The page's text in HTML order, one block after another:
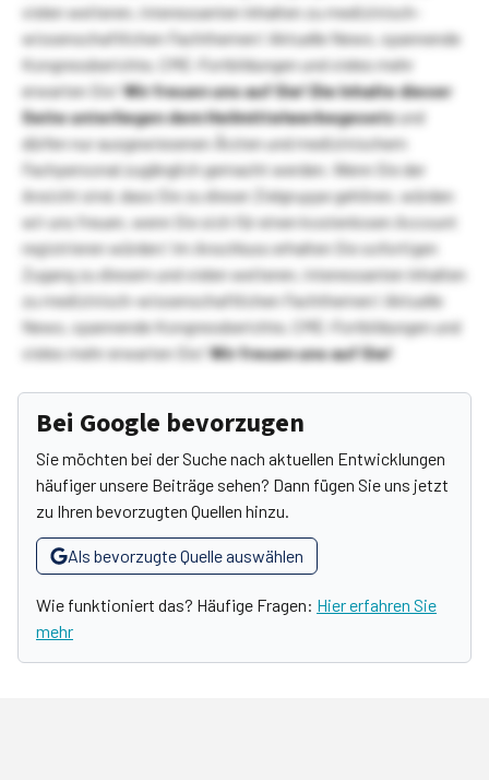
vielen weiteren, interessanten Inhalten zu medizinisch-
wissenschaftlichen Fachthemen! Aktuelle News, spannende
Kongressberichte, CME-Fortbildungen und vieles mehr
erwarten Sie!Wir freuen uns auf Sie!Die Inhalte dieser
Seite unterliegen dem Heilmittelwerbegesetzund
dürfen nur ausgewiesenen Ärzten und medizinischem
Fachpersonal zugänglich gemacht werden. Wenn Sie der
Ansicht sind, dass Sie zu dieser Zielgruppe gehören, würden
wir uns freuen, wenn Sie sich für einen kostenlosen Account
registrieren würden! Im Anschluss erhalten Sie sofortigen
Zugang zu diesem und vielen weiteren, interessanten Inhalten
zu medizinisch-wissenschaftlichen Fachthemen! Aktuelle
News, spannende Kongressberichte, CME-Fortbildungen und
vieles mehr erwarten Sie!Wir freuen uns auf Sie!
Bei Google bevorzugen
Sie möchten bei der Suche nach aktuellen Entwicklungen
häufiger unsere Beiträge sehen? Dann fügen Sie uns jetzt
zu Ihren bevorzugten Quellen hinzu.
Als bevorzugte Quelle auswählen
Wie funktioniert das? Häufige Fragen: Hier erfahren Sie
mehr